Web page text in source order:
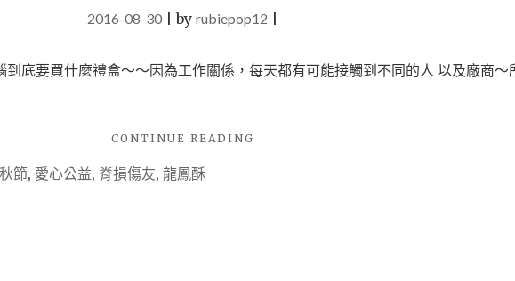
2016-08-30|by rubiepop12
到底要買什麼禮盒～～因為工作關係，每天都有可能接觸到不同的人 以及廠商～
CONTINUE READING
烘
節, 愛心公益, 脊損傷友, 龍鳳酥